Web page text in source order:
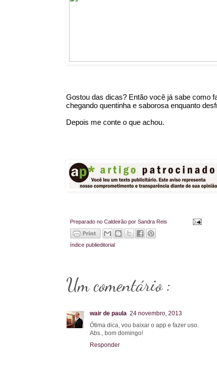
Gostou das dicas? Então você já sabe como
chegando quentinha e saborosa enquanto
Depois me conte o que achou.
Preparado no Caldeirão por Sandra Reis
índice publieditorial
Um comentário :
wair de paula 24 novembro, 2013
Ótima dica, vou baixar o app e fazer uso.
Abs., bom domingo!
Responder